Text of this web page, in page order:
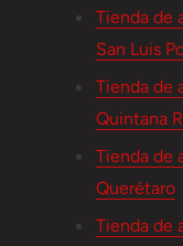
Tienda de
San Luis
Tienda de
Quintana
Tienda de
Querétaro
Tienda de